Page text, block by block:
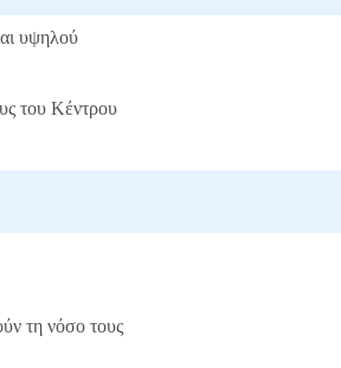
υψηλού
του Κέντρου
τη νόσο τους